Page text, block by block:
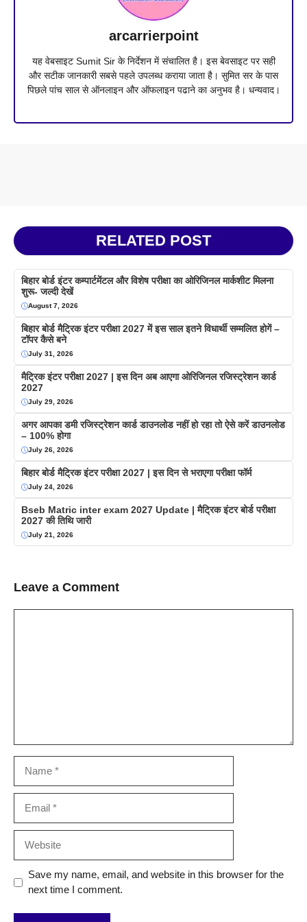
arcarrierpoint
यह वेबसाइट Sumit Sir के निर्देशन में संचालित है। इस बेवसाइट पर सही
और सटीक जानकारी सबसे पहले उपलब्ध कराया जाता है। सुमित सर के पास
पिछले पांच साल से ऑनलाइन और ऑफलाइन पढाने का अनुभव है। धन्यवाद।
RELATED POST
बिहार बोर्ड इंटर कम्पार्टमेंटल और विशेष परीक्षा का ओरिजिनल मार्कशीट मिलना
शुरू- जल्दी देखें
August 7, 2026
बिहार बोर्ड मैट्रिक इंटर परीक्षा 2027 में इस साल इतने विधार्थी सम्मलित होगें –
टॉपर कैसे बने
July 31, 2026
मैट्रिक इंटर परीक्षा 2027 | इस दिन अब आएगा ओरिजिनल रजिस्ट्रेशन कार्ड
2027
July 29, 2026
अगर आपका डमी रजिस्ट्रेशन कार्ड डाउनलोड नहीं हो रहा तो ऐसे करें डाउनलोड
– 100% होगा
July 26, 2026
बिहार बोर्ड मैट्रिक इंटर परीक्षा 2027 | इस दिन से भराएगा परीक्षा फॉर्म
July 24, 2026
Bseb Matric inter exam 2027 Update | मैट्रिक इंटर बोर्ड परीक्षा
2027 की तिथि जारी
July 21, 2026
Leave a Comment
Save my name, email, and website in this browser for the
next time I comment.